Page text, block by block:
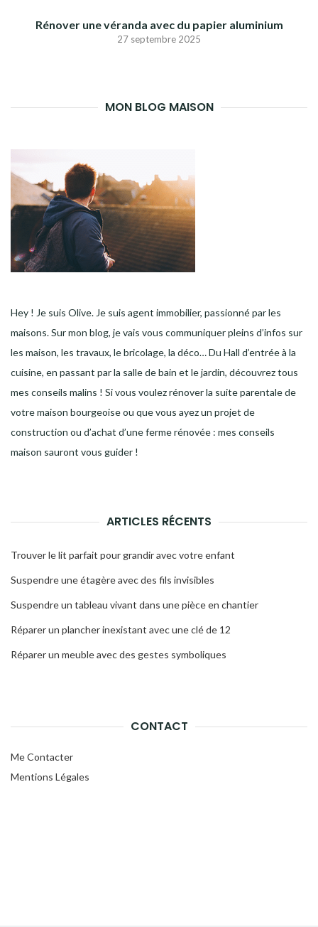
Rénover une véranda avec du papier aluminium
27 septembre 2025
MON BLOG MAISON
Hey ! Je suis Olive. Je suis agent immobilier, passionné par les
maisons. Sur mon blog, je vais vous communiquer pleins d’infos sur
les maison, les travaux, le bricolage, la déco… Du Hall d’entrée à la
cuisine, en passant par la salle de bain et le jardin, découvrez tous
mes conseils malins ! Si vous voulez rénover la suite parentale de
votre maison bourgeoise ou que vous ayez un projet de
construction ou d’achat d’une ferme rénovée : mes conseils
maison sauront vous guider !
ARTICLES RÉCENTS
Trouver le lit parfait pour grandir avec votre enfant
Suspendre une étagère avec des fils invisibles
Suspendre un tableau vivant dans une pièce en chantier
Réparer un plancher inexistant avec une clé de 12
Réparer un meuble avec des gestes symboliques
CONTACT
Me Contacter
Mentions Légales